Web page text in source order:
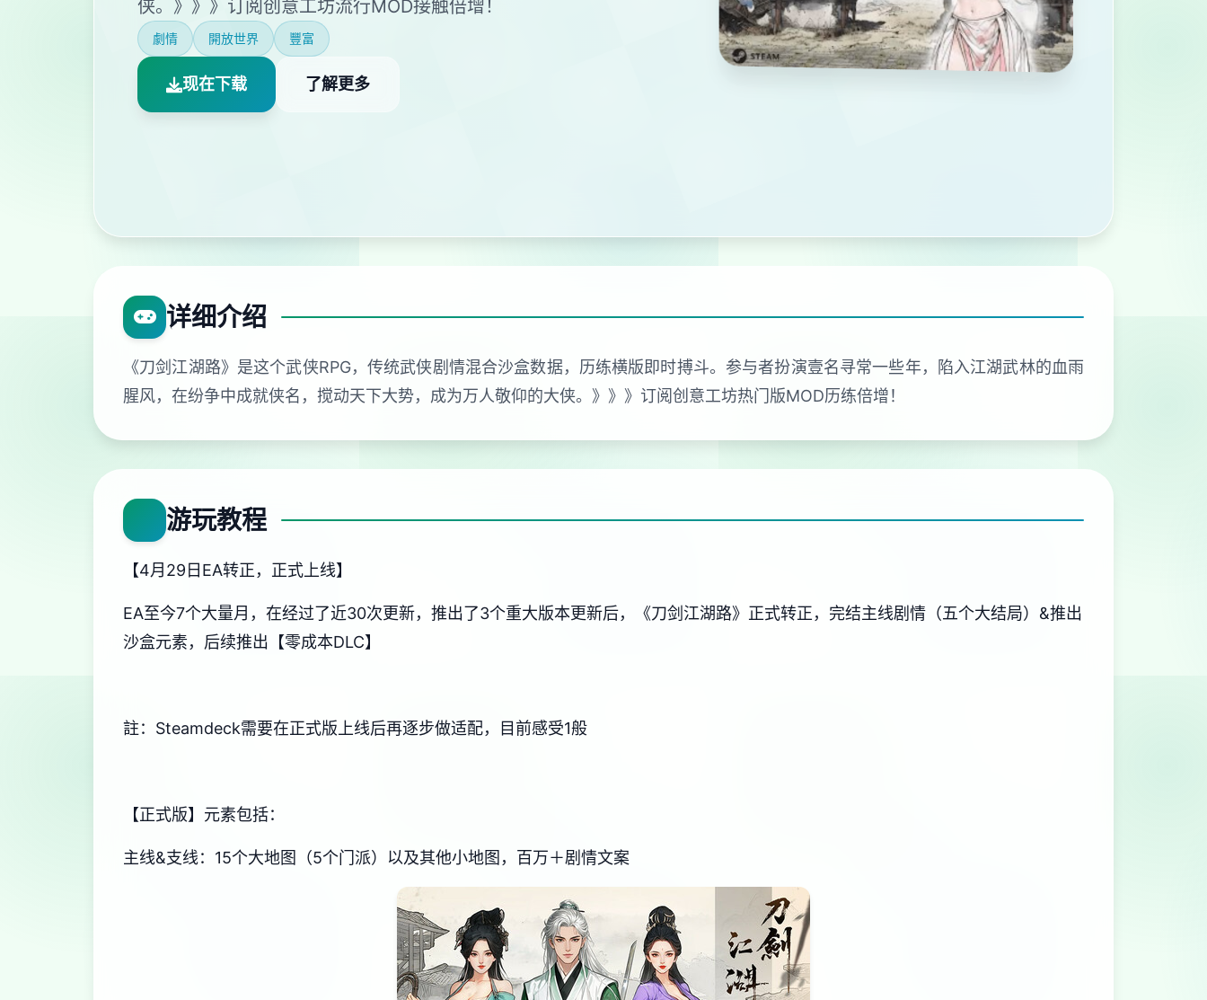
侠。》》》订阅创意工坊流行MOD接触倍增！
劇情 開放世界 豐富
现在下载 了解更多
详细介绍
《刀剑江湖路》是这个武侠RPG，传统武侠剧情混合沙盒数据，历练横版即时搏斗。参与者扮演壹名寻常一些年，陷入江湖武林的血雨
腥风，在纷争中成就侠名，搅动天下大势，成为万人敬仰的大侠。》》》订阅创意工坊热门版MOD历练倍增！
游玩教程
【4月29日EA转正，正式上线】
EA至今7个大量月，在经过了近30次更新，推出了3个重大版本更新后，《刀剑江湖路》正式转正，完结主线剧情（五个大结局）&推出
沙盒元素，后续推出【零成本DLC】
註：Steamdeck需要在正式版上线后再逐步做适配，目前感受1般
【正式版】元素包括：
主线&支线：15个大地图（5个门派）以及其他小地图，百万＋剧情文案